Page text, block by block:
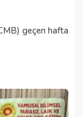
geçen hafta